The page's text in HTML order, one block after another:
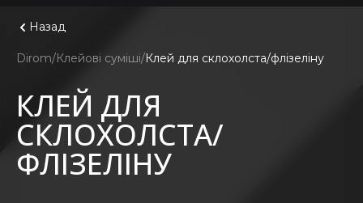
Назад
Dirom Клейові суміші Клей для склохолста/флізеліну
КЛЕЙ ДЛЯ
СКЛОХОЛСТА/
ФЛІЗЕЛІНУ